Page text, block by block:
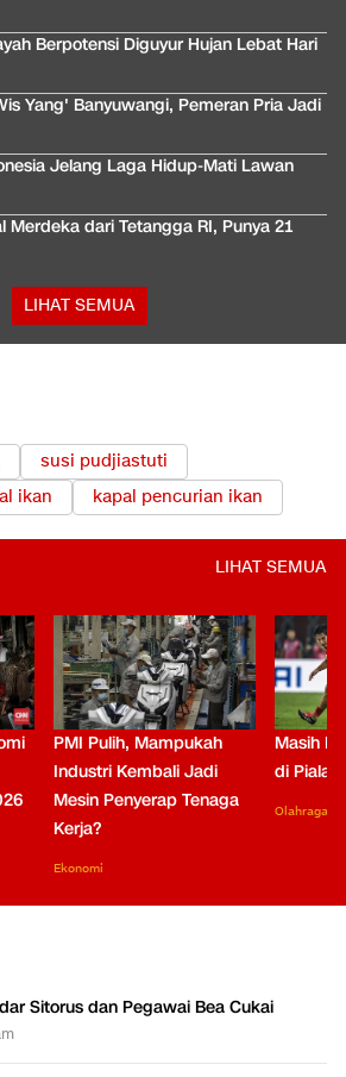
Berpotensi Diguyur Hujan Lebat Hari
Yang' Banyuwangi, Pemeran Pria Jadi
Jelang Laga Hidup-Mati Lawan
Merdeka dari Tetangga RI, Punya 21
LIHAT SEMUA
susi pudjiastuti
ikan
kapal pencurian ikan
LIHAT SEMUA
PMI Pulih, Mampukah
Industri Kembali Jadi
Mesin Penyerap Tenaga
Kerja?
Ekonomi
Masih
di Piala
Olahraga
Sitorus dan Pegawai Bea Cukai